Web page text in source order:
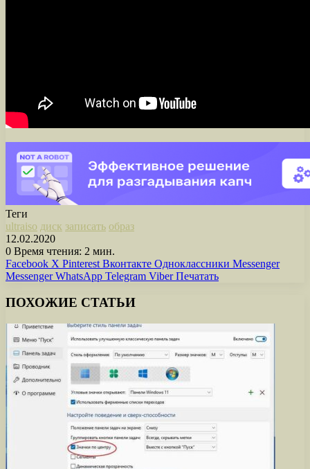
Теги
ultraiso диск записать образ
12.02.2020
0 Время чтения: 2 мин.
Facebook X Pinterest Вконтакте Одноклассники Messenger
Messenger WhatsApp Telegram Viber Печатать
ПОХОЖИЕ СТАТЬИ